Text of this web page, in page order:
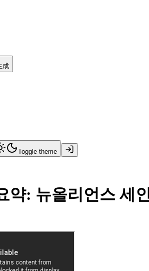
成
Toggle theme
약: 뉴올리언스 세